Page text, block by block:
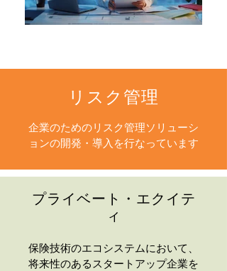
リスク管理
企業のためのリスク管理ソリューシ
ョンの開発・導入を行なっています
プライベート・エクイテ
ィ
保険技術のエコシステムにおいて、
将来性のあるスタートアップ企業を